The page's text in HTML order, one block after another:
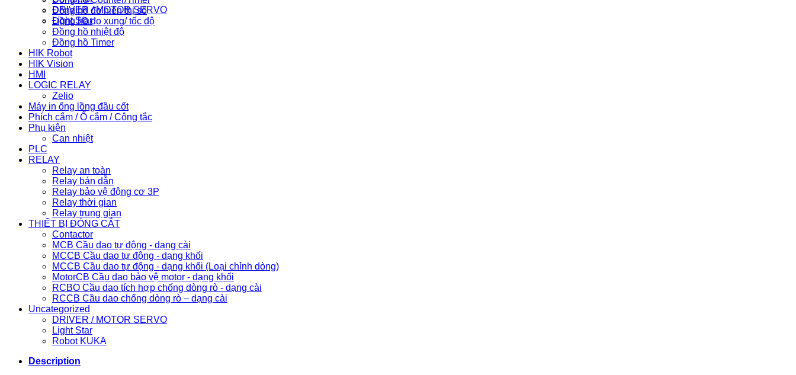
DRIVER / MOTOR SERVO
Light Star
Đồng hồ đo hiển thị số
Đồng hồ đo xung/ tốc độ
Đồng hồ nhiệt độ
Đồng hồ Timer
HIK Robot
HIK Vision
HMI
LOGIC RELAY
Zelio
Máy in ống lồng đầu cốt
Phích cắm / Ổ cắm / Công tắc
Phụ kiện
Can nhiệt
PLC
RELAY
Relay an toàn
Relay bán dẫn
Relay bảo vệ động cơ 3P
Relay thời gian
Relay trung gian
THIẾT BỊ ĐÓNG CẮT
Contactor
MCB Cầu dao tự động - dạng cài
MCCB Cầu dao tự động - dạng khối
MCCB Cầu dao tự động - dạng khối (Loại chỉnh dòng)
MotorCB Cầu dao bảo vệ motor - dạng khối
RCBO Cầu dao tích hợp chống dòng rò - dạng cài
RCCB Cầu dao chống dòng rò – dạng cài
Uncategorized
DRIVER / MOTOR SERVO
Light Star
Robot KUKA
Description